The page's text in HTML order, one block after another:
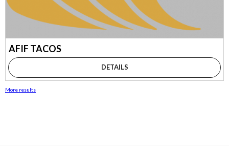
AFIF TACOS
DETAILS
More results